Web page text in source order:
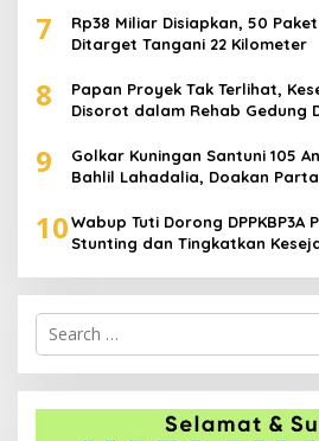
7
Rp38 Miliar Disiapkan, 50
Ditarget Tangani 22 Kilometer
8
Papan Proyek Tak Terlihat,
Disorot dalam Rehab Gedung
9
Golkar Kuningan Santuni 105
Bahlil Lahadalia, Doakan
10Wabup Tuti Dorong DPPKBP3A
Stunting dan Tingkatkan
Search
for: